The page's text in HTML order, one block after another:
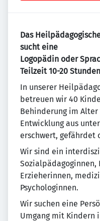
Das
sucht eine
Logopädin oder
Teilzeit 10-20 Stunden
In unserer
betreuen wir 40
Behinderung im Alter
Entwicklung aus
erschwert, gefährdet
Wir sind ein
Sozialpädagoginnen,
Erzieherinnen,
Psychologinnen.
Wir suchen eine
Umgang mit Kindern